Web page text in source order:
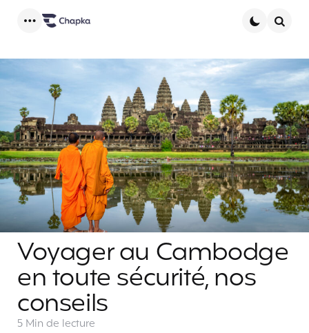
Voyager au Cambodge
en toute sécurité, nos
conseils
5 Min de lecture